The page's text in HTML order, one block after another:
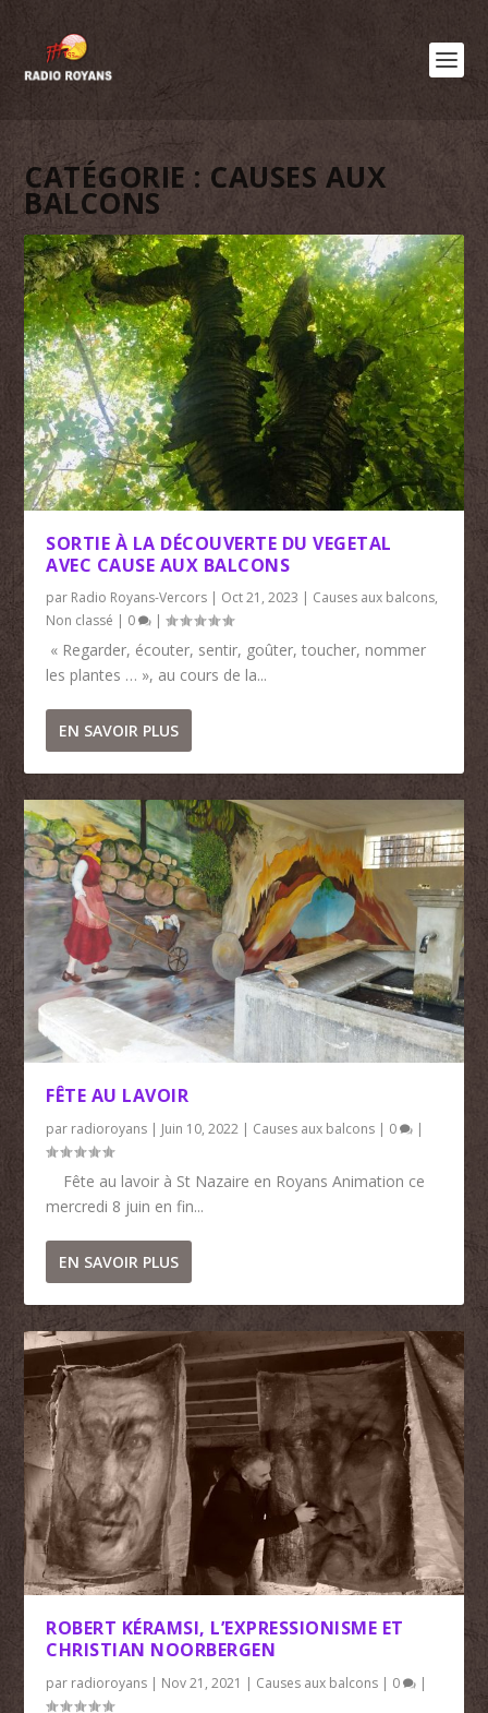
CATÉGORIE : CAUSES AUX
BALCONS
SORTIE À LA DÉCOUVERTE DU VEGETAL
AVEC CAUSE AUX BALCONS
par Radio Royans-Vercors | Oct 21, 2023 | Causes aux balcons,
Non classé | 0 |
« Regarder, écouter, sentir, goûter, toucher, nommer
les plantes … », au cours de la...
EN SAVOIR PLUS
FÊTE AU LAVOIR
par radioroyans | Juin 10, 2022 | Causes aux balcons | 0 |
Fête au lavoir à St Nazaire en Royans Animation ce
mercredi 8 juin en fin...
EN SAVOIR PLUS
ROBERT KÉRAMSI, L’EXPRESSIONISME ET
CHRISTIAN NOORBERGEN
par radioroyans | Nov 21, 2021 | Causes aux balcons | 0 |